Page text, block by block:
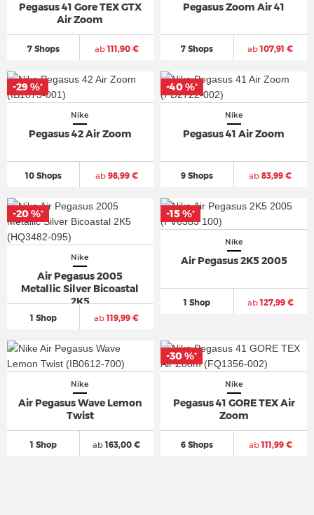
Pegasus 41 Gore TEX GTX
Air Zoom
7 Shops ab111,90 €
Pegasus Zoom Air 41
7 Shops ab107,91 €
Nike
Pegasus 42 Air Zoom
10 Shops ab98,99 €
-29 %*
-29 %*
Nike
Pegasus 41 Air Zoom
9 Shops ab 83,99 €
-40 %*
-40 %*
Nike
Air Pegasus 2005
Metallic Silver Bicoastal
2K5
1 Shop ab119,99 €
-20 %*
-20 %*
Nike
Air Pegasus 2K5 2005
1 Shop ab127,99 €
-15 %*
-15 %*
Nike
Air Pegasus Wave Lemon
Twist
1 Shop ab163,00 €
Nike
Pegasus 41 GORE TEX Air
Zoom
6 Shops ab111,99 €
-30 %*
-30 %*